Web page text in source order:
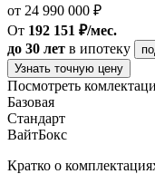
от 24 990 000 ₽
От 192 151 ₽/мес.
до 30 лет в ипотеку
Узнать точную цену
Посмотреть
Базовая
Стандарт
ВайтБокс
Кратко о